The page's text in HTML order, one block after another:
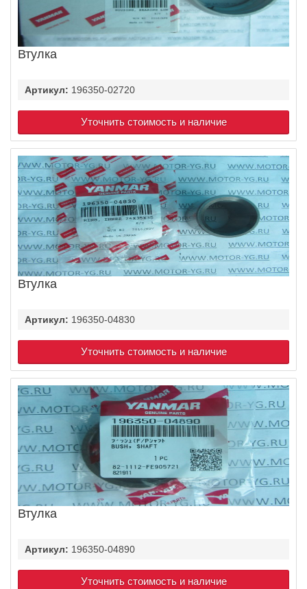
Втулка
Артикул: 196350-02720
Уточнить стоимость и наличие
Втулка
Артикул: 196350-04830
Уточнить стоимость и наличие
Втулка
Артикул: 196350-04890
Уточнить стоимость и наличие